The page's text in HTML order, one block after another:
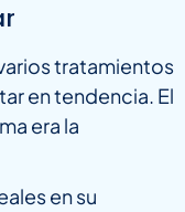
tratamientos
en tendencia. El
era la
en su